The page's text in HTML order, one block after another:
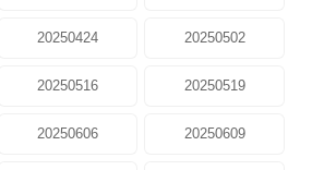
20250424 20250502
20250516 20250519
20250606 20250609